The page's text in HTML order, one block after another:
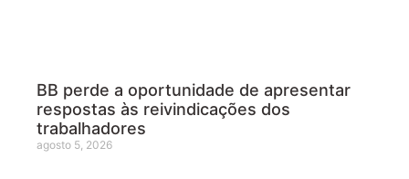
BB perde a oportunidade de apresentar
respostas às reivindicações dos
trabalhadores
agosto 5, 2026